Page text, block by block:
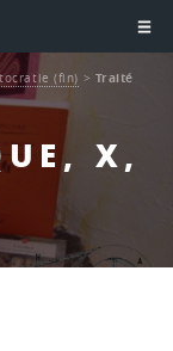
X,
(fin) > Traité